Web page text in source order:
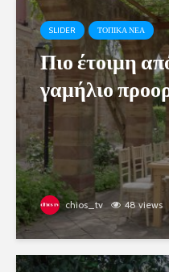
SLIDER ΤΟΠΙΚΑ ΝΕΑ
Πιο έτοιμη
γαμήλιο
chios_tv 48 views